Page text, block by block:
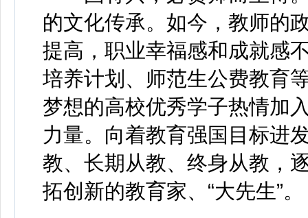
的文化传承。如今，教师的
提高，职业幸福感和成就感
培养计划、师范生公费教育
梦想的高校优秀学子热情加
力量。向着教育强国目标进
教、长期从教、终身从教，
拓创新的教育家、“大先生”。